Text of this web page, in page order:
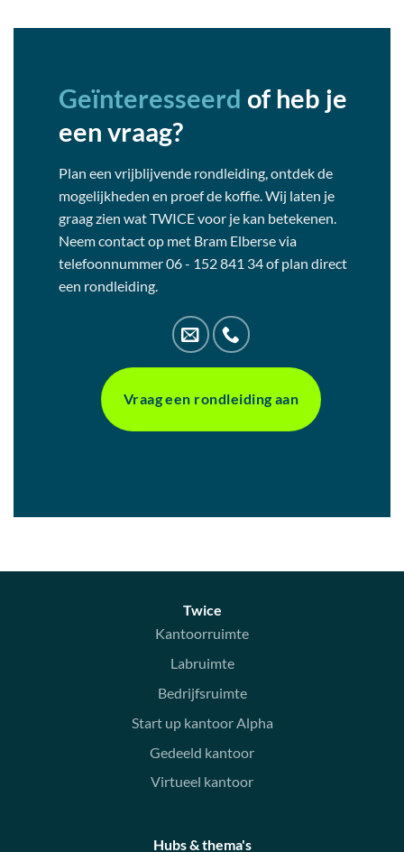
Geïnteresseerd of heb je
een vraag?
Plan een vrijblijvende rondleiding, ontdek de
mogelijkheden en proef de koffie. Wij laten je
graag zien wat TWICE voor je kan betekenen.
Neem contact op met Bram Elberse via
telefoonnummer 06 - 152 841 34 of plan direct
een rondleiding.
Vraag een rondleiding aan
Twice
Kantoorruimte
Labruimte
Bedrijfsruimte
Start up kantoor Alpha
Gedeeld kantoor
Virtueel kantoor
Hubs & thema's